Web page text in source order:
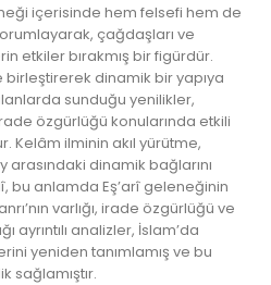
içerisinde hem felsefi hem de
çağdaşları ve
etkiler bırakmış bir figürdür.
birleştirerek dinamik bir yapıya
sunduğu yenilikler,
irade özgürlüğü konularında etkili
Kelâm ilminin akıl yürütme,
dinamik bağlarını
bu anlamda Eş’arî geleneğinin
varlığı, irade özgürlüğü ve
ayrıntılı analizler, İslam’da
yeniden tanımlamış ve bu
sağlamıştır.